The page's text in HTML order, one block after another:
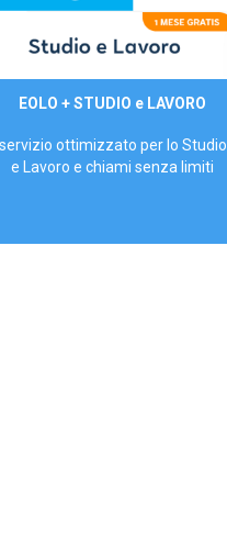
29,90€/mese
EOLO + STUDIO e LAVORO
ottimizzato per lo Studio
e Lavoro e chiami senza limiti